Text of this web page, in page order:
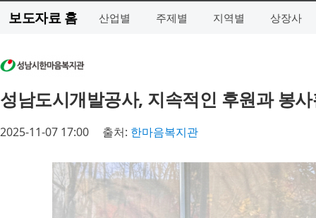
보도자료 홈 산업별 주제별 지역별 상장사
성남도시개발공사, 지속적인 후원과 봉
2025-11-07 17:00 출처: 한마음복지관